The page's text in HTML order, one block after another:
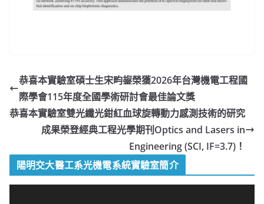
恭喜本實驗室碩士生宋畇鋆榮獲2026年台灣機電工程國
際學會115年度全國學術研討會最佳論文獎
恭喜本實驗室雙光纖光鉗紅血球旋轉動力感測技術的研究
成果榮登經典工程光學期刊Optics and Lasers in
Engineering (SCI, IF=3.7)！
陽明交大醫工系光機電系統實驗室簡介